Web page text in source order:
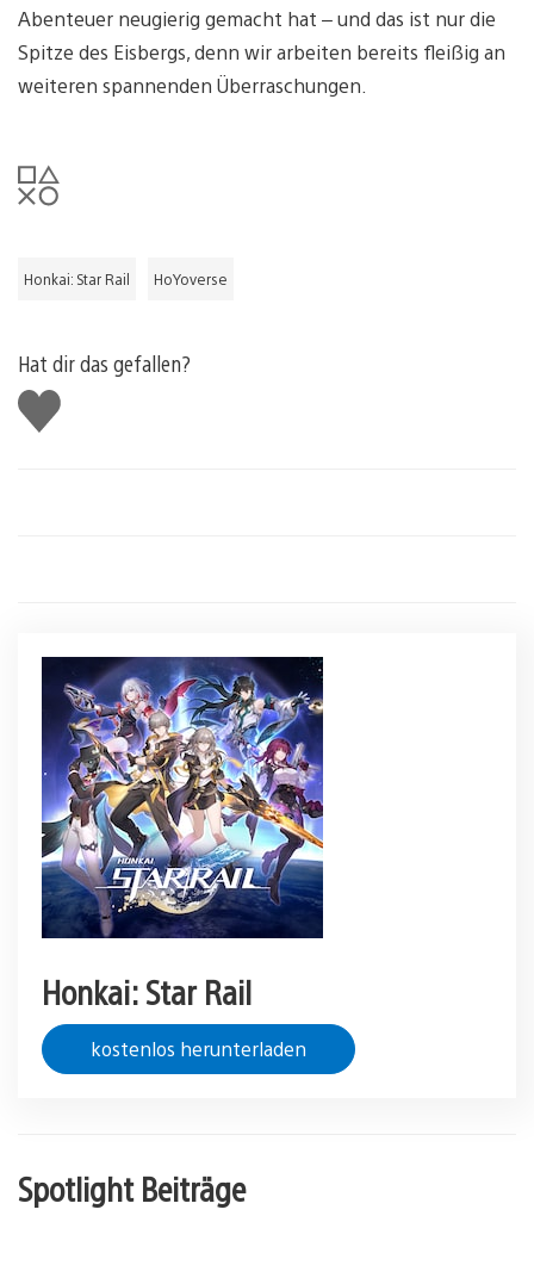
Abenteuer neugierig gemacht hat – und das ist nur die
Spitze des Eisbergs, denn wir arbeiten bereits fleißig an
weiteren spannenden Überraschungen.
Honkai: Star Rail HoYoverse
Hat dir das gefallen?
Gefällt
mir
Honkai: Star Rail
kostenlos herunterladen
Spotlight Beiträge